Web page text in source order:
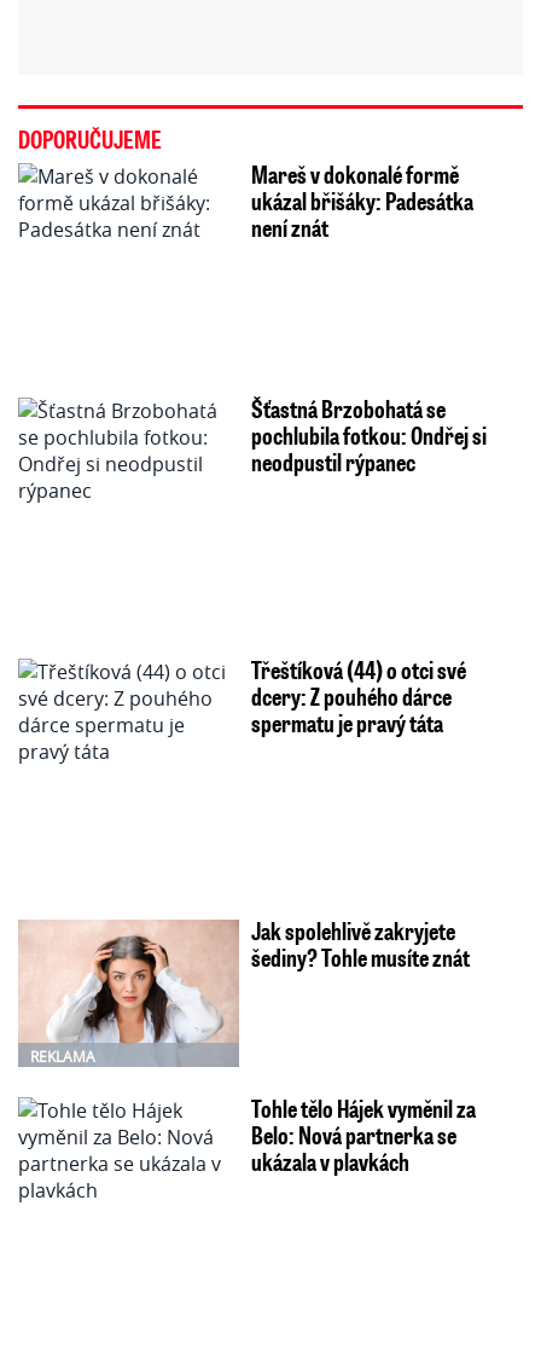
DOPORUČUJEME
Mareš v dokonalé formě
ukázal břišáky: Padesátka
není znát
Šťastná Brzobohatá se
pochlubila fotkou: Ondřej si
neodpustil rýpanec
Třeštíková (44) o otci své
dcery: Z pouhého dárce
spermatu je pravý táta
REKLAMA
Jak spolehlivě zakryjete
šediny? Tohle musíte znát
Tohle tělo Hájek vyměnil za
Belo: Nová partnerka se
ukázala v plavkách